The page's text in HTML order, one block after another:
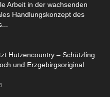
Arbeit in der wachsenden
Handlungskonzept des
Hutzencountry – Schützling
und Erzgebirgsoriginal